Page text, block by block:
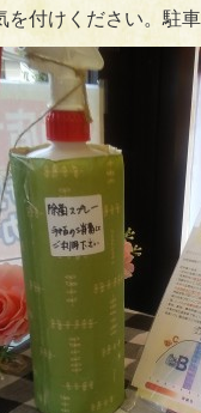
付けください。駐